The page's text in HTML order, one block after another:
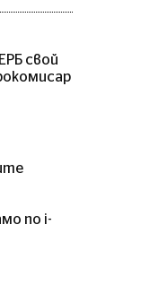
свой
по i-